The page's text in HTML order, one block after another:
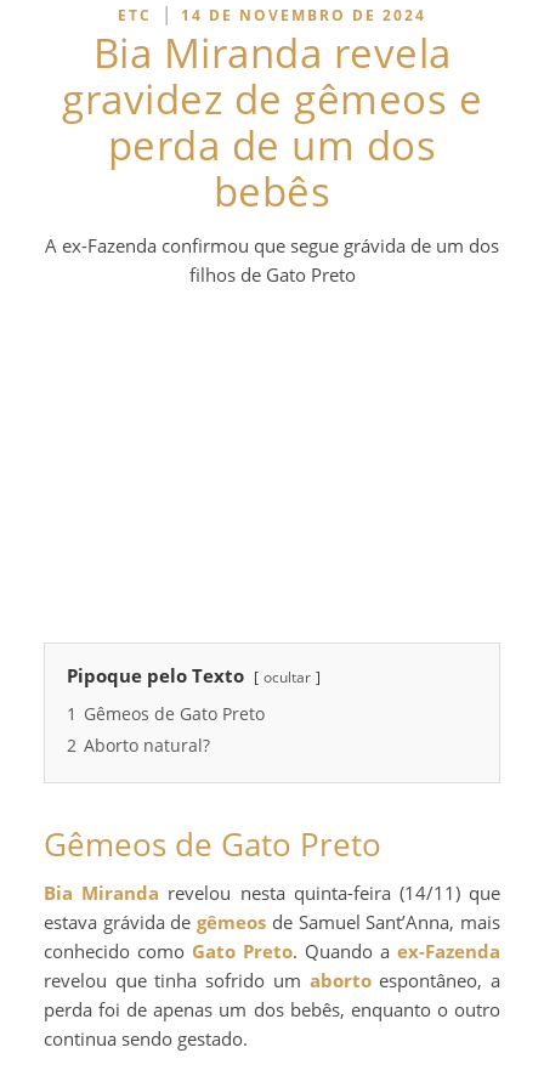
ETC | 14 DE NOVEMBRO DE 2024
Bia Miranda revela
gravidez de gêmeos e
perda de um dos
bebês
A ex-Fazenda confirmou que segue grávida de um dos
filhos de Gato Preto
Pipoque pelo Texto ocultar
1 Gêmeos de Gato Preto
2 Aborto natural?
Gêmeos de Gato Preto
Bia Miranda revelou nesta quinta-feira (14/11) que
estava grávida degêmeos de Samuel Sant’Anna, mais
conhecido como Gato Preto. Quando a ex-Fazenda
revelou que tinha sofrido um abortoespontâneo, a
perda foi de apenas um dos bebês, enquanto o outro
continua sendo gestado.